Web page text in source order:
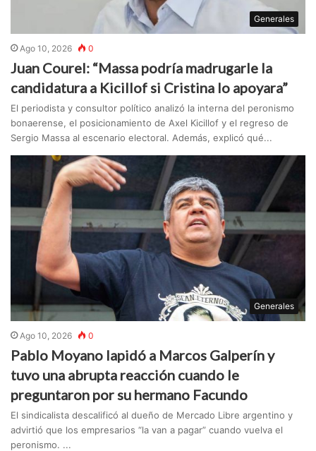
Generales
Ago 10, 2026 0
Juan Courel: “Massa podría madrugarle la
candidatura a Kicillof si Cristina lo apoyara”
El periodista y consultor político analizó la interna del peronismo
bonaerense, el posicionamiento de Axel Kicillof y el regreso de
Sergio Massa al escenario electoral. Además, explicó qué...
Generales
Ago 10, 2026 0
Pablo Moyano lapidó a Marcos Galperín y
tuvo una abrupta reacción cuando le
preguntaron por su hermano Facundo
El sindicalista descalificó al dueño de Mercado Libre argentino y
advirtió que los empresarios “la van a pagar” cuando vuelva el
peronismo. ...